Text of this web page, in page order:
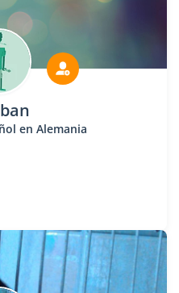
en Alemania